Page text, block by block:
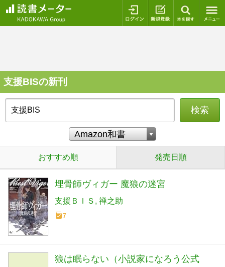
ログイン 新規登録
支援BISの新刊
検索
おすすめ順 発売日順
埋骨師ヴィガー 魔狼の迷宮
支援ＢＩＳ 禅之助
7
狼は眠らない（小説家になろう公式